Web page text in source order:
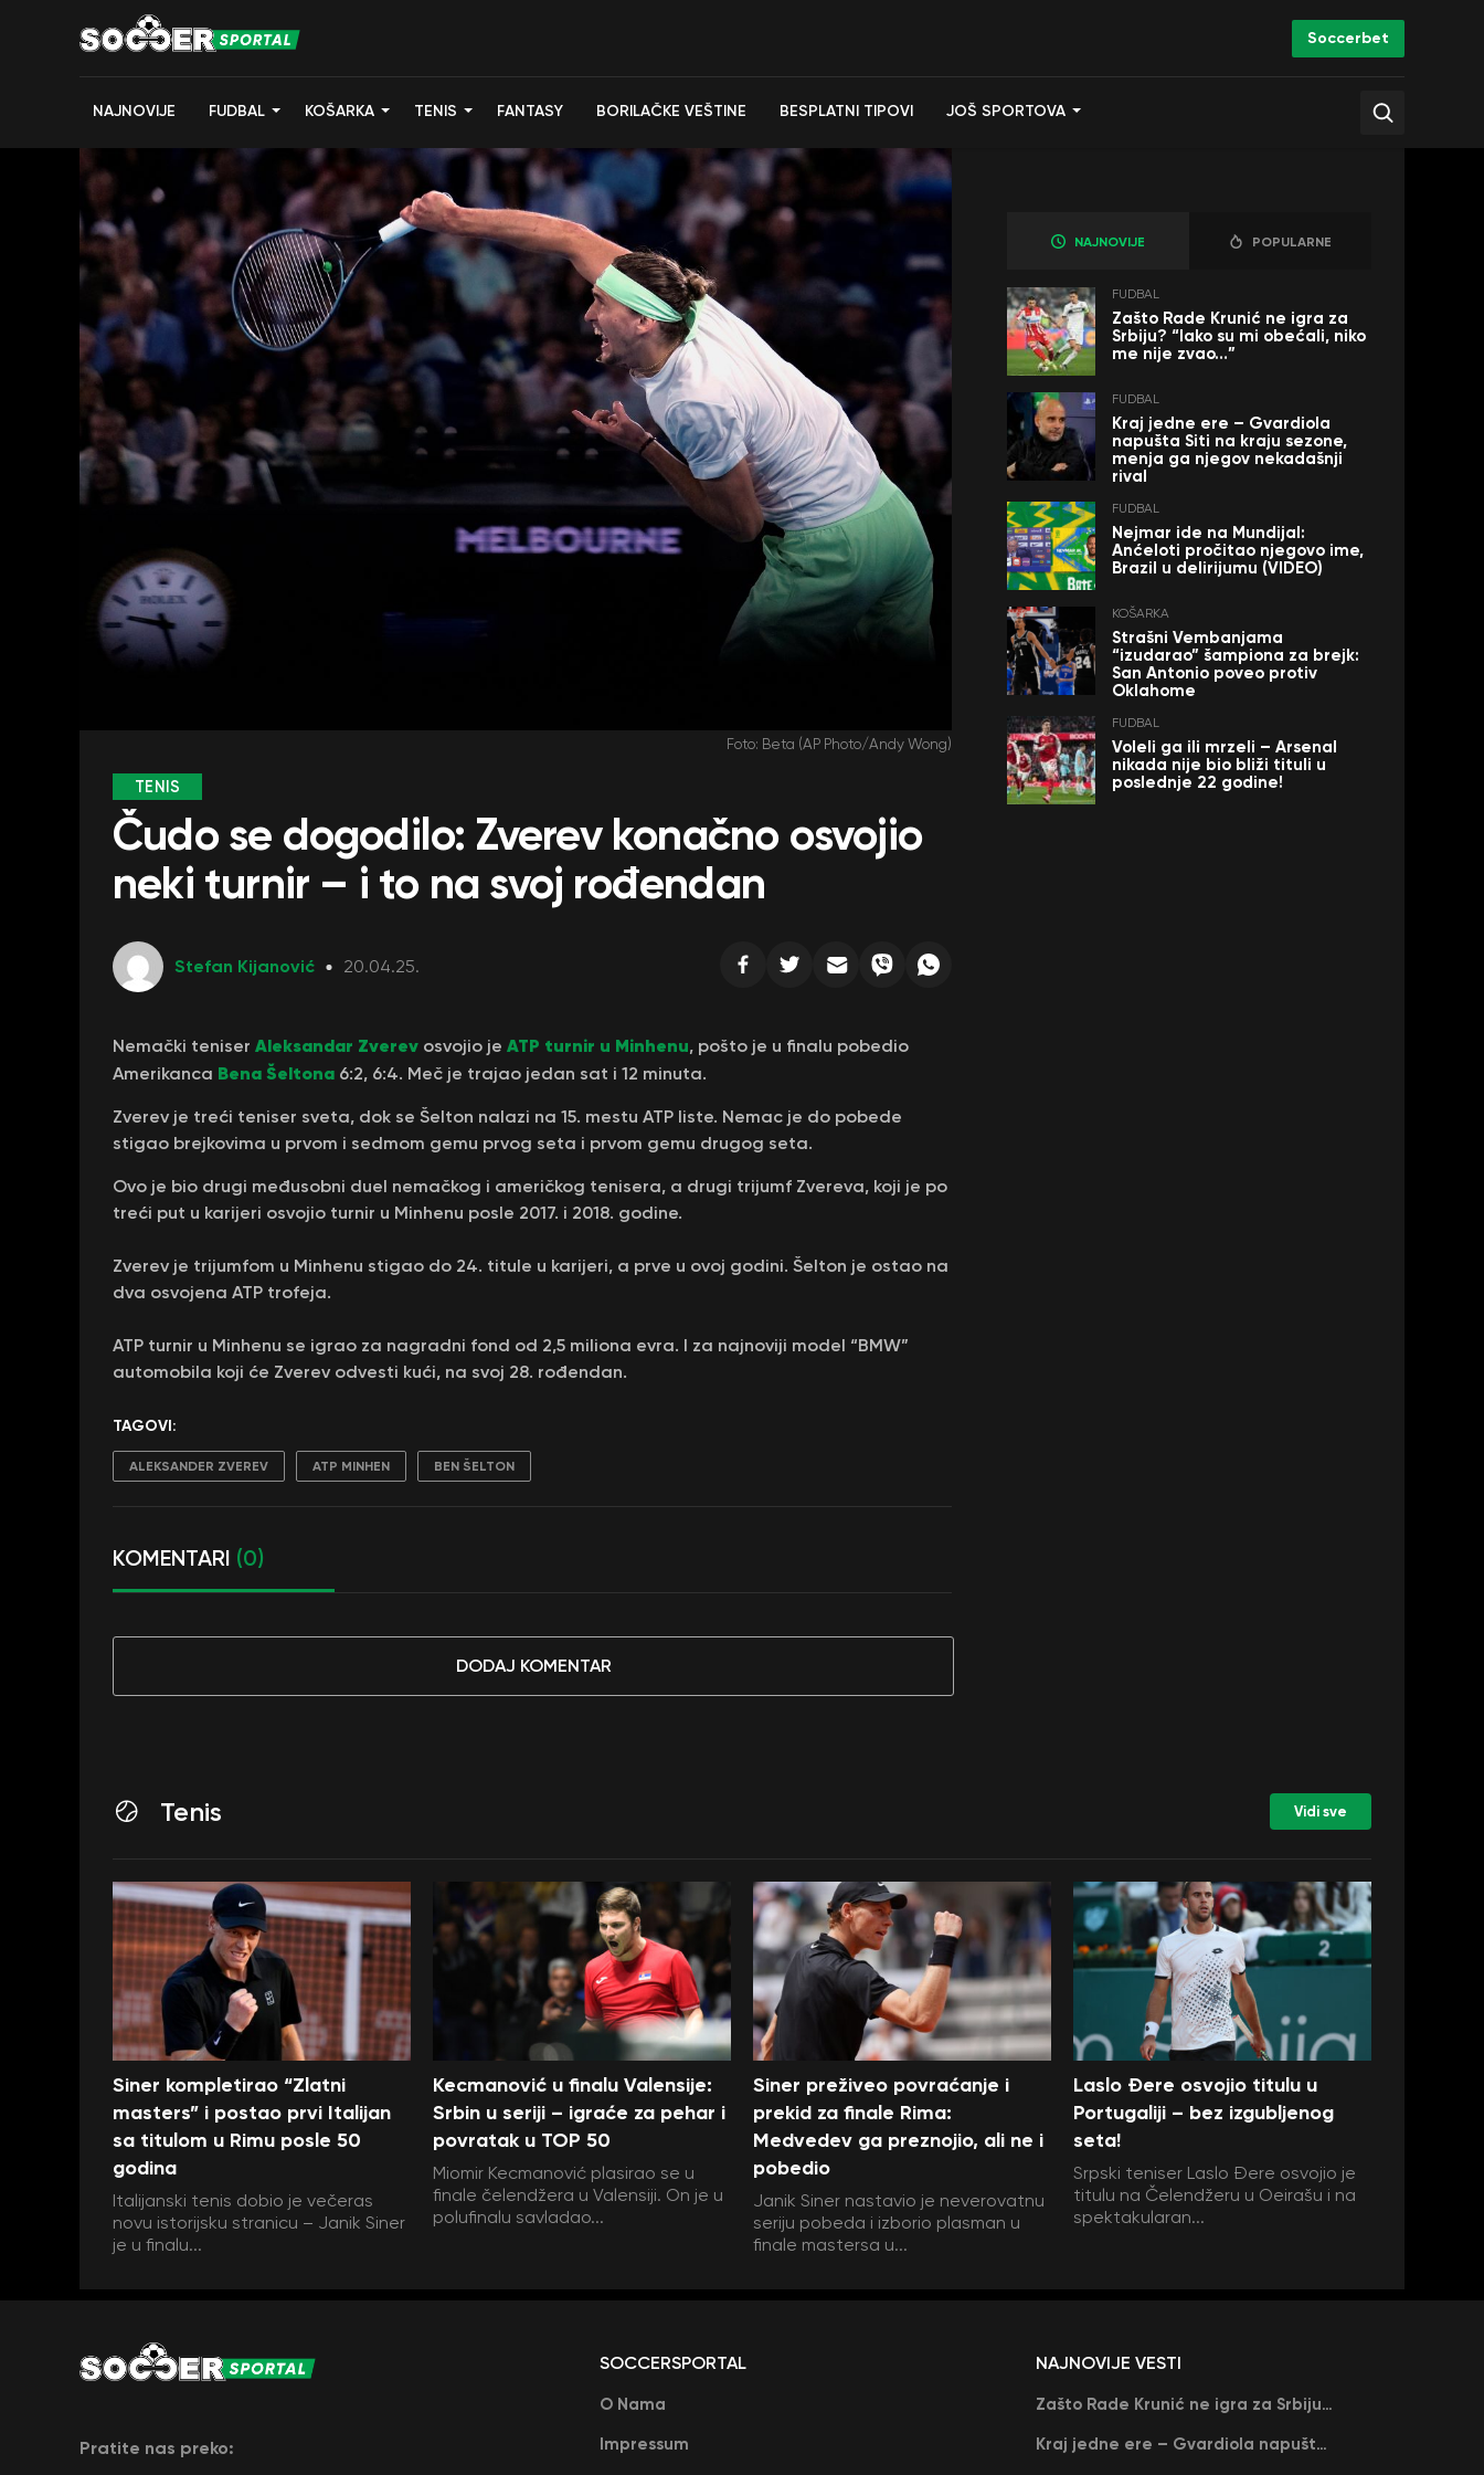
Soccerbet
NAJNOVIJE FUDBAL KOŠARKA TENIS FANTASY BORILAČKE VEŠTINE BESPLATNI TIPOVI JOŠ SPORTOVA
Foto: Beta (AP Photo/Andy Wong)
TENIS
Čudo se dogodilo: Zverev konačno osvojio
neki turnir – i to na svoj rođendan
Stefan Kijanović 20.04.25.
Nemački teniser Aleksandar Zverev osvojio je ATP turnir u Minhenu, pošto je u finalu pobedio
Amerikanca Bena Šeltona 6:2, 6:4. Meč je trajao jedan sat i 12 minuta.
Zverev je treći teniser sveta, dok se Šelton nalazi na 15. mestu ATP liste. Nemac je do pobede
stigao brejkovima u prvom i sedmom gemu prvog seta i prvom gemu drugog seta.
Ovo je bio drugi međusobni duel nemačkog i američkog tenisera, a drugi trijumf Zvereva, koji je po
treći put u karijeri osvojio turnir u Minhenu posle 2017. i 2018. godine.
Zverev je trijumfom u Minhenu stigao do 24. titule u karijeri, a prve u ovoj godini. Šelton je ostao na
dva osvojena ATP trofeja.
ATP turnir u Minhenu se igrao za nagradni fond od 2,5 miliona evra. I za najnoviji model “BMW”
automobila koji će Zverev odvesti kući, na svoj 28. rođendan.
TAGOVI:
ALEKSANDER ZVEREV ATP MINHEN BEN ŠELTON
KOMENTARI (0)
DODAJ KOMENTAR
NAJNOVIJE POPULARNE
FUDBAL
Zašto Rade Krunić ne igra za
Srbiju? “Iako su mi obećali, niko
me nije zvao…”
FUDBAL
Kraj jedne ere – Gvardiola
napušta Siti na kraju sezone,
menja ga njegov nekadašnji
rival
FUDBAL
Nejmar ide na Mundijal:
Anćeloti pročitao njegovo ime,
Brazil u delirijumu (VIDEO)
KOŠARKA
Strašni Vembanjama
“izudarao” šampiona za brejk:
San Antonio poveo protiv
Oklahome
FUDBAL
Voleli ga ili mrzeli – Arsenal
nikada nije bio bliži tituli u
poslednje 22 godine!
Tenis Vidi sve
Siner kompletirao “Zlatni
masters” i postao prvi Italijan
sa titulom u Rimu posle 50
godina
Italijanski tenis dobio je večeras
novu istorijsku stranicu – Janik Siner
je u finalu...
Kecmanović u finalu Valensije:
Srbin u seriji – igraće za pehar i
povratak u TOP 50
Miomir Kecmanović plasirao se u
finale čelendžera u Valensiji. On je u
polufinalu savladao...
Siner preživeo povraćanje i
prekid za finale Rima:
Medvedev ga preznojio, ali ne i
pobedio
Janik Siner nastavio je neverovatnu
seriju pobeda i izborio plasman u
finale mastersa u...
Laslo Đere osvojio titulu u
Portugaliji – bez izgubljenog
seta!
Srpski teniser Laslo Đere osvojio je
titulu na Čelendžeru u Oeirašu i na
spektakularan...
Pratite nas preko:
SOCCERSPORTAL
O Nama
Impressum
NAJNOVIJE VESTI
Zašto Rade Krunić ne igra za Srbiju? “Iako su mi obećali, niko me nije zvao…”
Kraj jedne ere – Gvardiola napušta Siti na kraju sezone, menja ga njegov nekadašnji rival